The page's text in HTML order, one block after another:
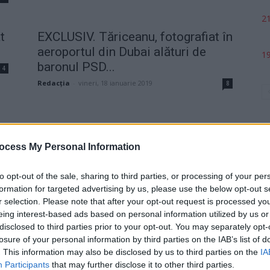
My Personal Information
opt-out of the sale, sharing to third parties, or processing of your
for targeted advertising by us, please use the below opt-out
selection. Please note that after your opt-out request is processed
interest-based ads based on personal information utilized by us
to third parties prior to your opt-out. You may separately
of your personal information by third parties on the IAB’s list of
This information may also be disclosed by us to third parties on the
Participants that may further disclose it to other third parties.
4
EXCLUSIV. Tăriceanu, fotografiat în
aeroportul din Dubai alături de
baronul PSD...
Redacţia vineri, 18 ianuarie 2019 8